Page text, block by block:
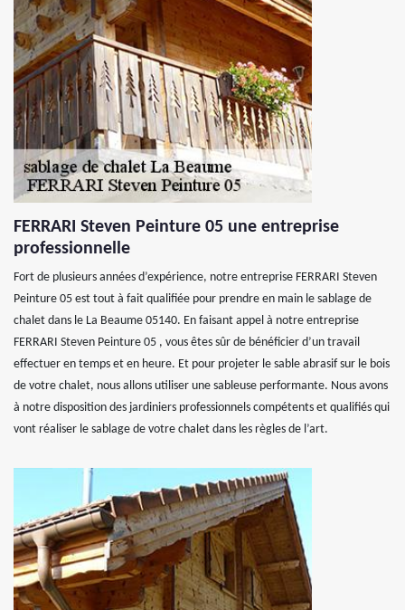
FERRARI Steven Peinture 05 une entreprise
professionnelle
Fort de plusieurs années d’expérience, notre entreprise FERRARI Steven
Peinture 05 est tout à fait qualifiée pour prendre en main le sablage de
chalet dans le La Beaume 05140. En faisant appel à notre entreprise
FERRARI Steven Peinture 05 , vous êtes sûr de bénéficier d’un travail
effectuer en temps et en heure. Et pour projeter le sable abrasif sur le bois
de votre chalet, nous allons utiliser une sableuse performante. Nous avons
à notre disposition des jardiniers professionnels compétents et qualifiés qui
vont réaliser le sablage de votre chalet dans les règles de l’art.